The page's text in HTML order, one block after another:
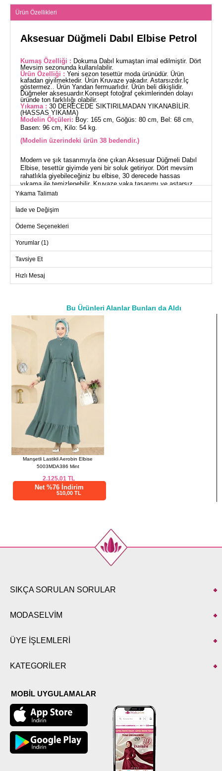
Ürün Özellikleri
Aksesuar Düğmeli Dabıl Elbise Petrol
Kumaş Özelliği : Dokuma Dabıl kumaştan imal edilmiştir. Dört
Mevsim sezonunda kullanılabilir.
Ürün Özelliği : Yeni sezon tesettür moda ürünüdür. Ürün
kafadan giyilmektedir. Ürün Kruvaze yakadır. Astarsızdır.İç
göstermez.. Ürün Yandan fermuarlıdır. Ürün beli dikişlidir.
Düğmeler aksesuardır.Konsept fotoğraf çekimlerinden dolayı
üründe ton farklılığı olabilir.
Yıkama : 30 DERECEDE SIKTIRILMADAN YIKANABİLİR.
(HASSAS YIKAMA)
Modelin Ölçüleri: Boy: 165 cm, Göğüs: 80 cm, Bel: 68 cm,
Basen: 96 cm, Kilo: 54 kg.
(Modelin üzerindeki ürün 38 bedendir.)
Modern ve şık tasarımıyla öne çıkan Aksesuar Düğmeli Dabıl
Elbise, tesettür giyimde yeni bir soluk getiriyor. Dört mevsim
rahatlıkla giyebileceğiniz bu elbise, 30 derecede hassas
yıkama ile temizlenebilir. Kruvaze yaka tasarımı ve astarsız
yapısı ile konforu ön planda tutar. Yandan fermuarlı olması ise
giyim kolaylığı sağlar. Dabıl dokuma kumaşın kalitesi ve
düğmelerin şık aksesuar detayı ile her ortamda şıklığınızı
ELBİSE BEDEN ÖLÇÜLERİ
38
100 76
132
112 88
132
120
Yıkama Talimatı
İade ve Değişim
Ödeme Seçenekleri
Yorumlar (1)
Tavsiye Et
Hızlı Mesaj
Bu Ürünleri Alanlar Bunları da Aldı
a>
Manşetli Lastikli Aerobin Elbise
5003MDA386 Mint
2.125,01TL
Net %76 İndirim
510,00 TL
SIKÇA SORULAN SORULAR
MODASELVİM
ÜYE İŞLEMLERİ
KATEGORİLER
MOBİL UYGULAMALAR